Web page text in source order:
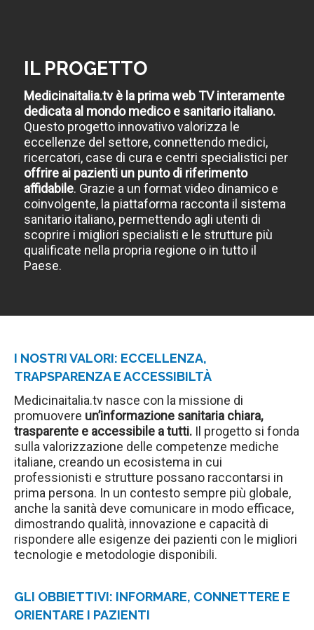
IL PROGETTO
Medicinaitalia.tv è la prima web TV interamente
dedicata al mondo medico e sanitario italiano.
Questo progetto innovativo valorizza le
eccellenze del settore, connettendo medici,
ricercatori, case di cura e centri specialistici per
offrire ai pazienti un punto di riferimento
affidabile. Grazie a un format video dinamico e
coinvolgente, la piattaforma racconta il sistema
sanitario italiano, permettendo agli utenti di
scoprire i migliori specialisti e le strutture più
qualificate nella propria regione o in tutto il
Paese.
I NOSTRI VALORI: ECCELLENZA,
TRAPSPARENZA E ACCESSIBILTÀ
Medicinaitalia.tv nasce con la missione di
promuovere un’informazione sanitaria chiara,
trasparente e accessibile a tutti. Il progetto si fonda
sulla valorizzazione delle competenze mediche
italiane, creando un ecosistema in cui
professionisti e strutture possano raccontarsi in
prima persona. In un contesto sempre più globale,
anche la sanità deve comunicare in modo efficace,
dimostrando qualità, innovazione e capacità di
rispondere alle esigenze dei pazienti con le migliori
tecnologie e metodologie disponibili.
GLI OBBIETTIVI: INFORMARE, CONNETTERE E
ORIENTARE I PAZIENTI